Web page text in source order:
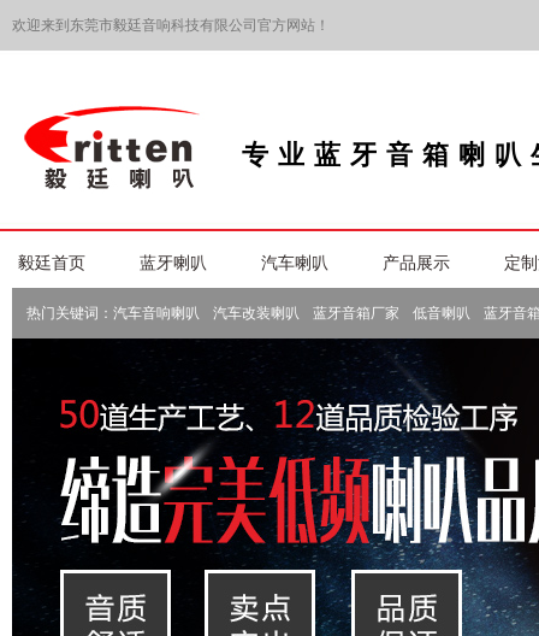
欢迎来到东莞市毅廷音响科技有限公司官方网站！
专业蓝牙音箱喇叭
毅廷首页 蓝牙喇叭 汽车喇叭 产品展示 定
热门关键词： 汽车音响喇叭 汽车改装喇叭 蓝牙音箱厂家 低音喇叭 蓝牙音